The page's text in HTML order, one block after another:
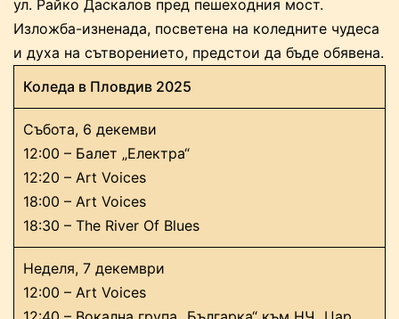
ул. Райко Даскалов пред пешеходния мост.
Изложба-изненада, посветена на коледните чудеса
и духа на сътворението, предстои да бъде обявена.
Коледа в Пловдив 2025
Събота, 6 декемви
12:00 – Балет „Електра“
12:20 – Art Voices
18:00 – Art Voices
18:30 – The River Of Blues
Неделя, 7 декември
12:00 – Art Voices